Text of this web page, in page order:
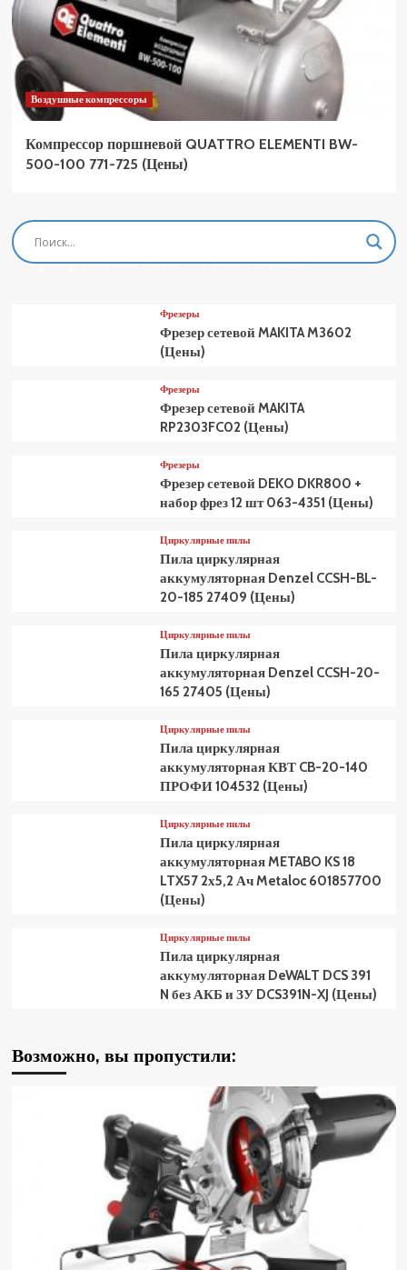
Воздушные компрессоры
Компрессор поршневой QUATTRO ELEMENTI BW-
500-100 771-725 (Цены)
Фрезеры
Фрезер сетевой MAKITA M3601 (Цены)
Фрезеры
Фрезер сетевой MAKITA M3602
(Цены)
Фрезеры
Фрезер сетевой MAKITA
RP2303FC02 (Цены)
Фрезеры
Фрезер сетевой DEKO DKR800 +
набор фрез 12 шт 063-4351 (Цены)
Циркулярные пилы
Пила циркулярная
аккумуляторная Denzel CCSH-BL-
20-185 27409 (Цены)
Циркулярные пилы
Пила циркулярная
аккумуляторная Denzel CCSH-20-
165 27405 (Цены)
Циркулярные пилы
Пила циркулярная
аккумуляторная КВТ CB-20-140
ПРОФИ 104532 (Цены)
Циркулярные пилы
Пила циркулярная
аккумуляторная METABO KS 18
LTX57 2х5,2 Ач Metaloc 601857700
(Цены)
Циркулярные пилы
Пила циркулярная
аккумуляторная DeWALT DCS 391
N без АКБ и ЗУ DCS391N-XJ (Цены)
Возможно, вы пропустили: